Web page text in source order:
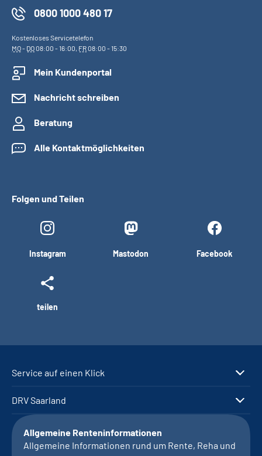
0800 1000 480 17
Kostenloses Servicetelefon
MO- DO08:00 - 16:00, FR08:00 - 15:30
Mein Kundenportal
Nachricht schreiben
Beratung
Alle Kontaktmöglichkeiten
Folgen und Teilen
Instagram Mastodon Facebook
teilen
Service auf einen Klick
DRV Saarland
Allgemeine Renteninformationen
Allgemeine Informationen rund um Rente, Reha und